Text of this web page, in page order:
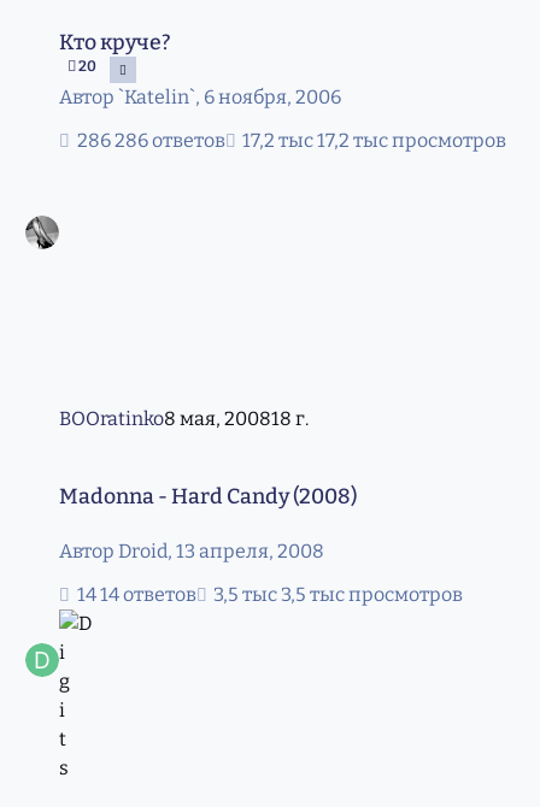
Кто круче?
20
Автор `Katelin`, 6 ноября, 2006
286 ответов
17,2 тыс просмотров
BOOratinko8 мая, 200818 г.
Madonna - Hard Candy (2008)
Автор Droid, 13 апреля, 2008
14 ответов
3,5 тыс просмотров